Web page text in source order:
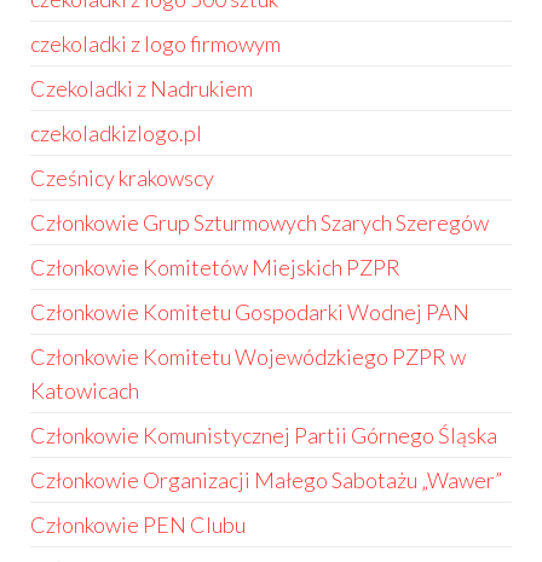
czekoladki z logo firmowym
Czekoladki z Nadrukiem
czekoladkizlogo.pl
Cześnicy krakowscy
Członkowie Grup Szturmowych Szarych Szeregów
Członkowie Komitetów Miejskich PZPR
Członkowie Komitetu Gospodarki Wodnej PAN
Członkowie Komitetu Wojewódzkiego PZPR w
Katowicach
Członkowie Komunistycznej Partii Górnego Śląska
Członkowie Organizacji Małego Sabotażu „Wawer”
Członkowie PEN Clubu